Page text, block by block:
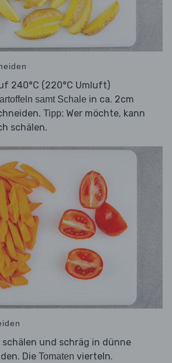
240°C (220°C Umluft)
samt Schale in ca. 2cm
Tipp: Wer möchte, kann
schälen.
und schräg in dünne
Die Tomaten vierteln.